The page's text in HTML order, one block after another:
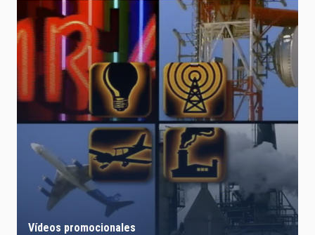
Vídeos promocionales